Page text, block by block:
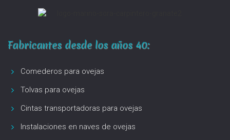
Fabricantes desde los años 40:
Comederos para ovejas
Tolvas para ovejas
Cintas transportadoras para ovejas
Instalaciones en naves de ovejas